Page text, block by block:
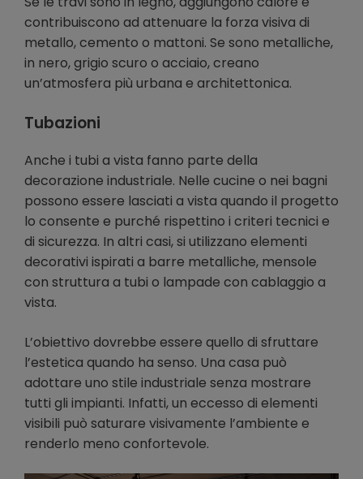
contribuiscono ad attenuare la forza visiva di
metallo, cemento o mattoni. Se sono metalliche,
in nero, grigio scuro o acciaio, creano
un’atmosfera più urbana e architettonica.
Tubazioni
Anche i tubi a vista fanno parte della
decorazione industriale. Nelle cucine o nei bagni
possono essere lasciati a vista quando il progetto
lo consente e purché rispettino i criteri tecnici e
di sicurezza. In altri casi, si utilizzano elementi
decorativi ispirati a barre metalliche, mensole
con struttura a tubi o lampade con cablaggio a
vista.
L’obiettivo dovrebbe essere quello di sfruttare
l’estetica quando ha senso. Una casa può
adottare uno stile industriale senza mostrare
tutti gli impianti. Infatti, un eccesso di elementi
visibili può saturare visivamente l’ambiente e
renderlo meno confortevole.